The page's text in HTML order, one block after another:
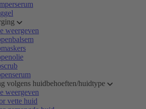
weergeven
volgens huidbehoeften/huidtype
weergeven
vette huid